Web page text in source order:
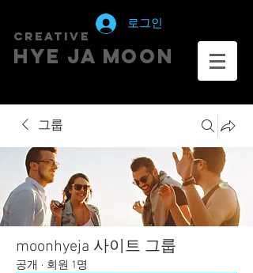
creative
HYE JA​ MOON
로그인
그룹
moonhyeja 사이트 그룹
공개 · 회원 1명